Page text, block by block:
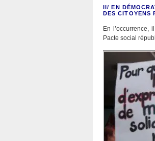
II/ EN
DES CITOYENS
En l’occurrence,
Pacte social